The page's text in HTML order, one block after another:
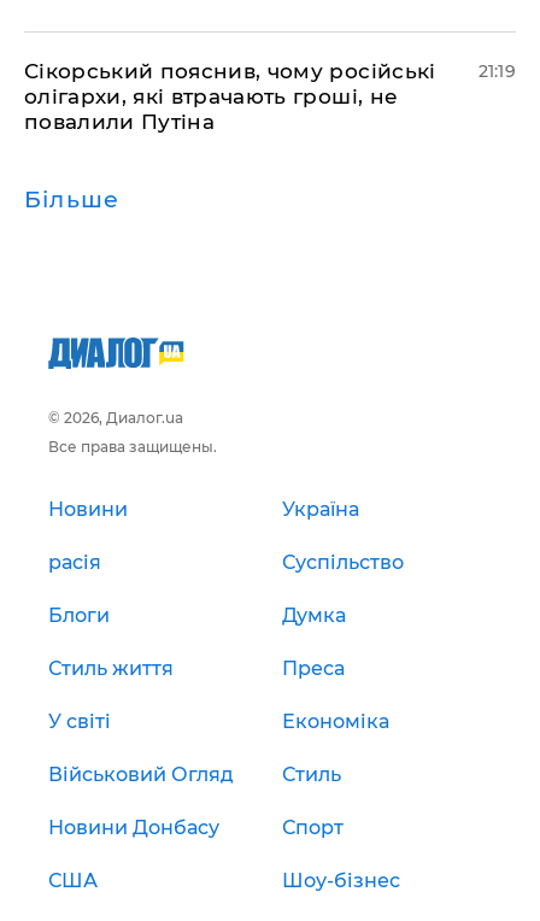
​Сікорський пояснив, чому російські
олігархи, які втрачають гроші, не
повалили Путіна
21:19
Більше
© 2026, Диалог.ua
Все права защищены.
Новини Україна
расія Суспільство
Блоги Думка
Стиль життя Преса
У світі Економіка
Військовий Огляд Стиль
Новини Донбасу Спорт
США Шоу-бізнес